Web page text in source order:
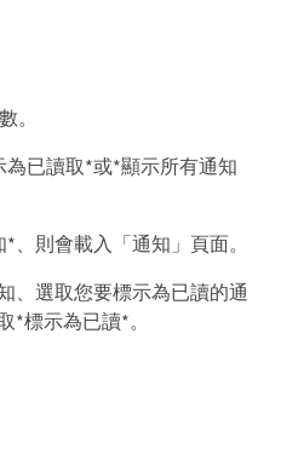
。
已讀取*或*顯示所有通知
則會載入「通知」頁面。
、選取您要標示為已讀的通
*標示為已讀*。